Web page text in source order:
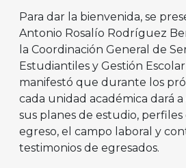
Para dar la bienvenida, se
Antonio Rosalío Rodríguez
la Coordinación General de
Estudiantiles y Gestión
manifestó que durante los
cada unidad académica dará
sus planes de estudio, perfiles
egreso, el campo laboral y
testimonios de egresados.